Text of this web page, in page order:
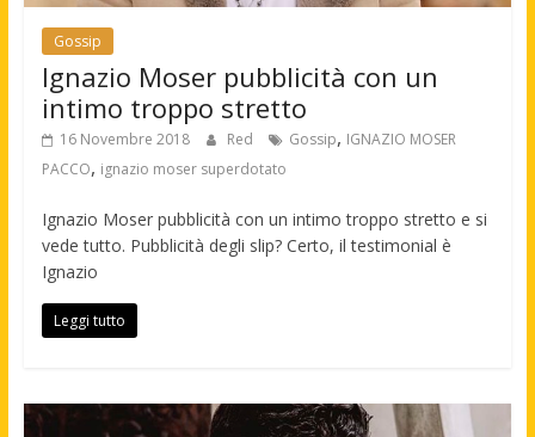
Gossip
Ignazio Moser pubblicità con un
intimo troppo stretto
16 Novembre 2018 Red Gossip, IGNAZIO MOSER
PACCO, ignazio moser superdotato
Ignazio Moser pubblicità con un intimo troppo stretto e si
vede tutto. Pubblicità degli slip? Certo, il testimonial è
Ignazio
Leggi tutto